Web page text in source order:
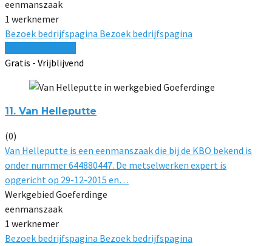
eenmanszaak
1 werknemer
Bezoek bedrijfspagina Bezoek bedrijfspagina
Gratis - Vrijblijvend
11. Van Helleputte
(0)
Van Helleputte is een eenmanszaak die bij de KBO bekend is
onder nummer 644880447. De metselwerken expert is
opgericht op 29-12-2015 en…
Werkgebied Goeferdinge
eenmanszaak
1 werknemer
Bezoek bedrijfspagina Bezoek bedrijfspagina